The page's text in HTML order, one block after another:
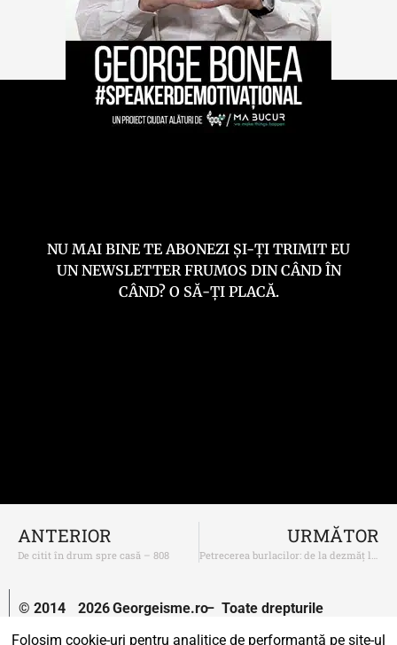
NU MAI BINE TE ABONEZI ȘI-ȚI TRIMIT EU
UN NEWSLETTER FRUMOS DIN CÂND ÎN
CÂND? O SĂ-ȚI PLACĂ.
ANTERIOR
De citit în drum spre casă – 808
URMĂTOR
© 2014
2026Georgeisme.ro– Toate drepturile
Folosim cookie-uri pentru analitice de performanță pe site-ul